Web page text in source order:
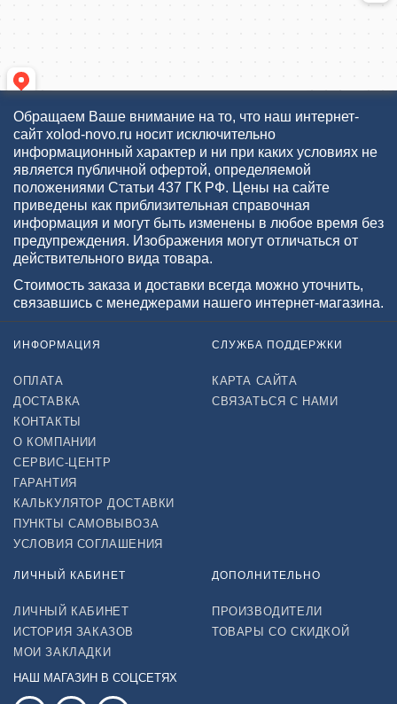
Обращаем Ваше внимание на то, что наш интернет-
сайт xolod-novo.ru носит исключительно
информационный характер и ни при каких условиях не
является публичной офертой, определяемой
положениями Статьи 437 ГК РФ. Цены на сайте
приведены как приблизительная справочная
информация и могут быть изменены в любое время без
предупреждения. Изображения могут отличаться от
действительного вида товара.
Стоимость заказа и доставки всегда можно уточнить,
связавшись с менеджерами нашего интернет-магазина.
ИНФОРМАЦИЯ
ОПЛАТА
ДОСТАВКА
КОНТАКТЫ
О КОМПАНИИ
СЕРВИС-ЦЕНТР
ГАРАНТИЯ
КАЛЬКУЛЯТОР ДОСТАВКИ
ПУНКТЫ САМОВЫВОЗА
УСЛОВИЯ СОГЛАШЕНИЯ
СЛУЖБА ПОДДЕРЖКИ
КАРТА САЙТА
СВЯЗАТЬСЯ С НАМИ
ЛИЧНЫЙ КАБИНЕТ
ЛИЧНЫЙ КАБИНЕТ
ИСТОРИЯ ЗАКАЗОВ
МОИ ЗАКЛАДКИ
ДОПОЛНИТЕЛЬНО
ПРОИЗВОДИТЕЛИ
ТОВАРЫ СО СКИДКОЙ
НАШ МАГАЗИН В СОЦСЕТЯХ